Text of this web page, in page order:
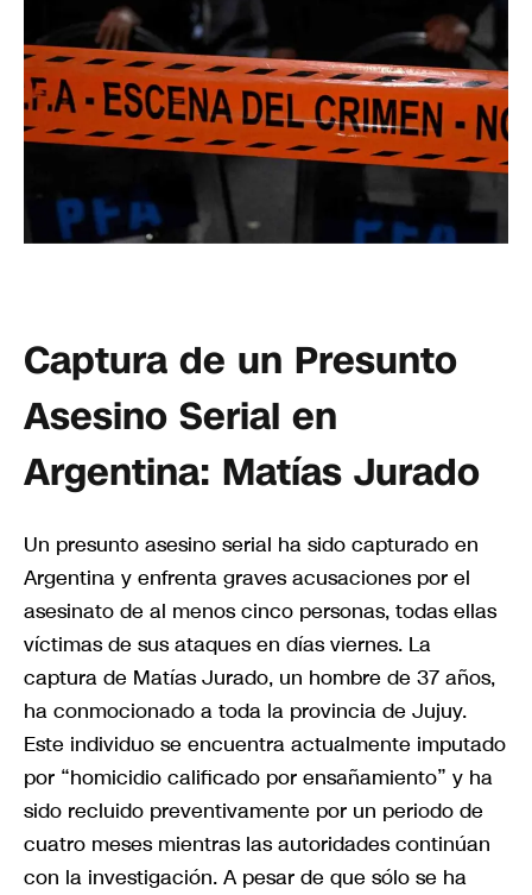
Captura de un Presunto
Asesino Serial en
Argentina: Matías Jurado
Un presunto asesino serial ha sido capturado en
Argentina y enfrenta graves acusaciones por el
asesinato de al menos cinco personas, todas ellas
víctimas de sus ataques en días viernes. La
captura de Matías Jurado, un hombre de 37 años,
ha conmocionado a toda la provincia de Jujuy.
Este individuo se encuentra actualmente imputado
por “homicidio calificado por ensañamiento” y ha
sido recluido preventivamente por un periodo de
cuatro meses mientras las autoridades continúan
con la investigación. A pesar de que sólo se ha